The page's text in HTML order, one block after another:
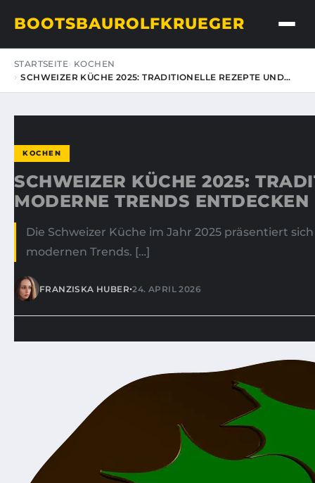
BOOTSBAUROLFKRUEGER
STARTSEITE KOCHEN
SCHWEIZER KÜCHE 2025: TRADITIONELLE REZEPTE UND…
KOCHEN
SCHWEIZER KÜCHE 2025:
MODERNE TRENDS ENTDECKEN
Die Schweizer Küche im Jahr 2025 präsentiert
modernen Trends. […]
FRANZISKA HUBER•24. APRIL 2026